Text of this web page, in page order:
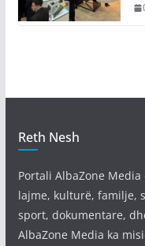
Reth Nesh
Portali AlbaZone
lajme, kulturë, familje,
sport, dokumentare,
AlbaZone Media ka